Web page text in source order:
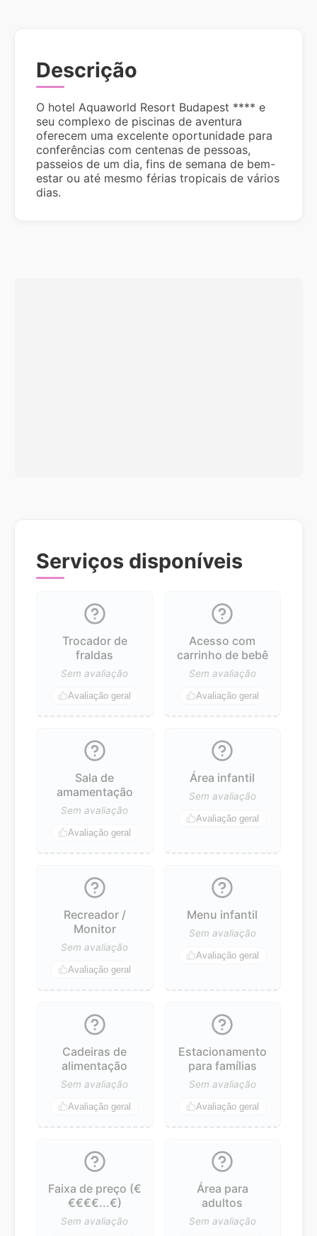
Descrição
O hotel Aquaworld Resort Budapest **** e
seu complexo de piscinas de aventura
oferecem uma excelente oportunidade para
conferências com centenas de pessoas,
passeios de um dia, fins de semana de bem-
estar ou até mesmo férias tropicais de vários
dias.
Serviços disponíveis
Trocador de
fraldas
Sem avaliação
Avaliação geral
Acesso com
carrinho de bebê
Sem avaliação
Avaliação geral
Sala de
amamentação
Sem avaliação
Avaliação geral
Área infantil
Sem avaliação
Avaliação geral
Recreador /
Monitor
Sem avaliação
Avaliação geral
Menu infantil
Sem avaliação
Avaliação geral
Cadeiras de
alimentação
Sem avaliação
Avaliação geral
Estacionamento
para famílias
Sem avaliação
Avaliação geral
Faixa de preço (€
€€€€...€)
Sem avaliação
Área para
adultos
Sem avaliação